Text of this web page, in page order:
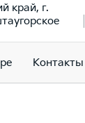
край, г.
Контакты